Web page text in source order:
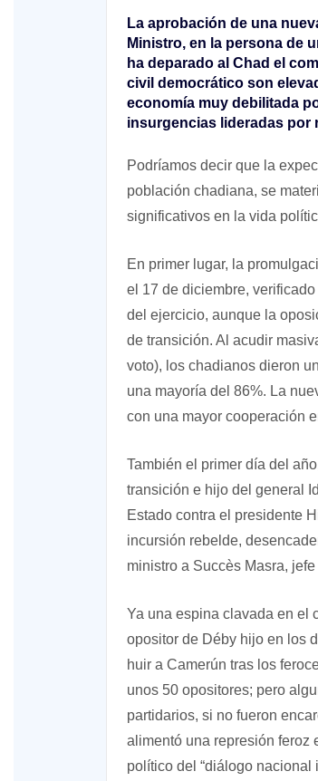
La aprobación de una
Ministro, en la persona de
ha deparado al Chad el
civil democrático son
economía muy debilitada
insurgencias lideradas por
Podríamos decir que la
población chadiana, se
significativos en la vida
En primer lugar, la
el 17 de diciembre,
del ejercicio, aunque la
de transición. Al acudir
voto), los chadianos dieron
una mayoría del 86%. La
con una mayor cooperación
También el primer día del
transición e hijo del general
Estado contra el presidente
incursión rebelde,
ministro a Succès Masra,
Ya una espina clavada en el
opositor de Déby hijo en los
huir a Camerún tras los
unos 50 opositores; pero
partidarios, si no fueron
alimentó una represión feroz
político del “diálogo nacional